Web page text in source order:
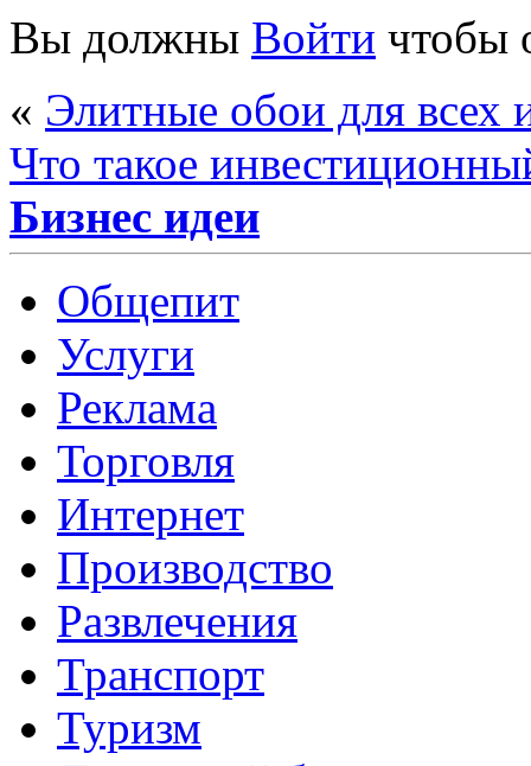
Вы должны Войти чтобы
« Элитные обои для всех
Что такое
Бизнес идеи
Общепит
Услуги
Реклама
Торговля
Интернет
Производство
Развлечения
Транспорт
Туризм